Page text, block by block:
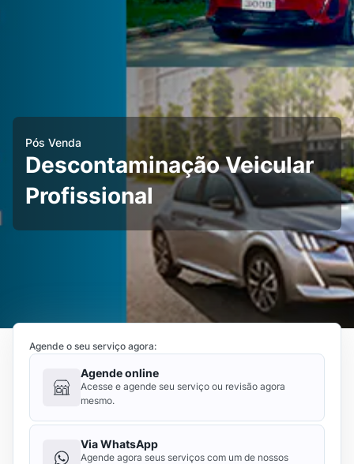
Pós Venda
Descontaminação Veicular
Profissional
Agende o seu serviço agora:
Agende online
Acesse e agende seu serviço ou revisão agora
mesmo.
Via WhatsApp
Agende agora seus serviços com um de nossos